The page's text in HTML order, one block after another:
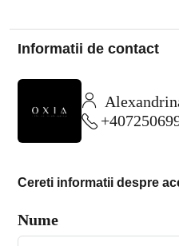
Informatii de contact
Cereti informatii despre
Nume